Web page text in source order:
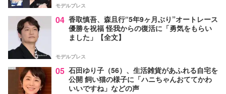
モデルプレス
04 香取慎吾、森且行“5年9ヶ月ぶり”オートレース
優勝を祝福 怪我からの復活に「勇気をもらい
ました」【全文】
モデルプレス
05 石田ゆり子（56）、生活雑貨があふれる自宅を
公開 飼い猫の様子に「ハニちゃんおててかわ
いいですね」などの声